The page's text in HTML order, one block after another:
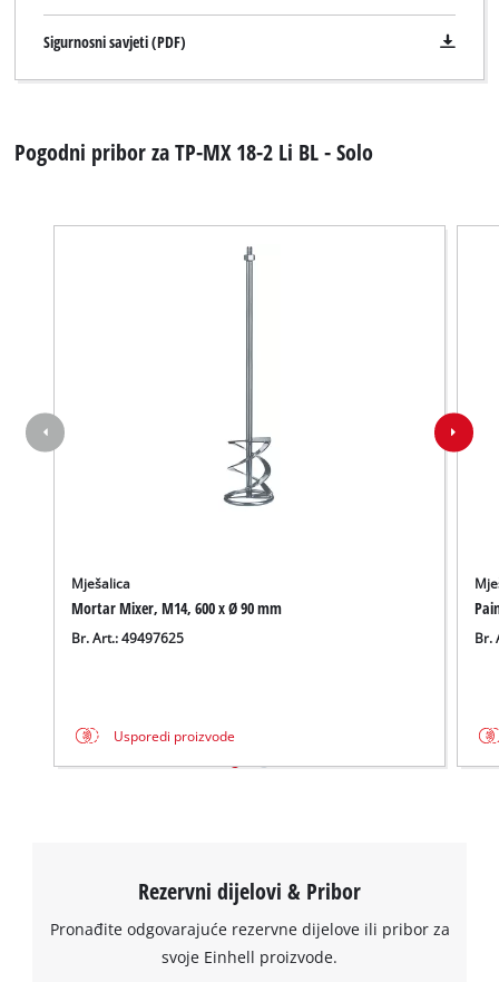
Sigurnosni savjeti (PDF)
Pogodni pribor za TP-MX 18-2 Li BL - Solo
Mješalica
Mortar Mixer, M14, 600 x Ø 90 mm
Br. Art.: 49497625
Usporedi proizvode
Br.
Rezervni dijelovi & Pribor
Pronađite odgovarajuće rezervne dijelove ili pribor za
svoje Einhell proizvode.